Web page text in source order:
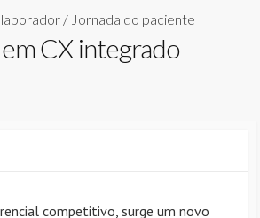
/ Jornada do paciente
CX integrado
competitivo, surge um novo